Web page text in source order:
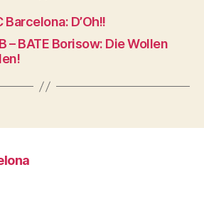
Barcelona: D’Oh!!
– BATE Borisow: Die Wollen